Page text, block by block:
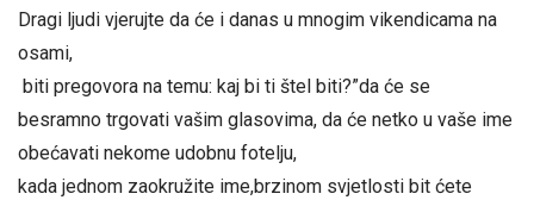
Dragi ljudi vjerujte da će i danas u mnogim vikendicama na
osami,
biti pregovora na temu: kaj bi ti štel biti?”da će se
besramno trgovati vašim glasovima, da će netko u vaše ime
obećavati nekome udobnu fotelju,
kada jednom zaokružite ime,brzinom svjetlosti bit ćete